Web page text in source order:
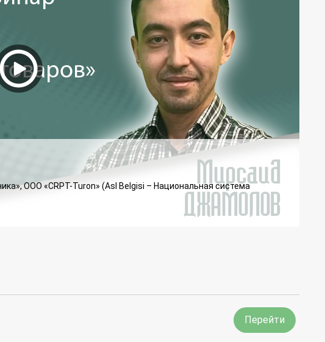
ООО «CRPT-Turon» (Asl Belgisi – Национальная система
Перейти